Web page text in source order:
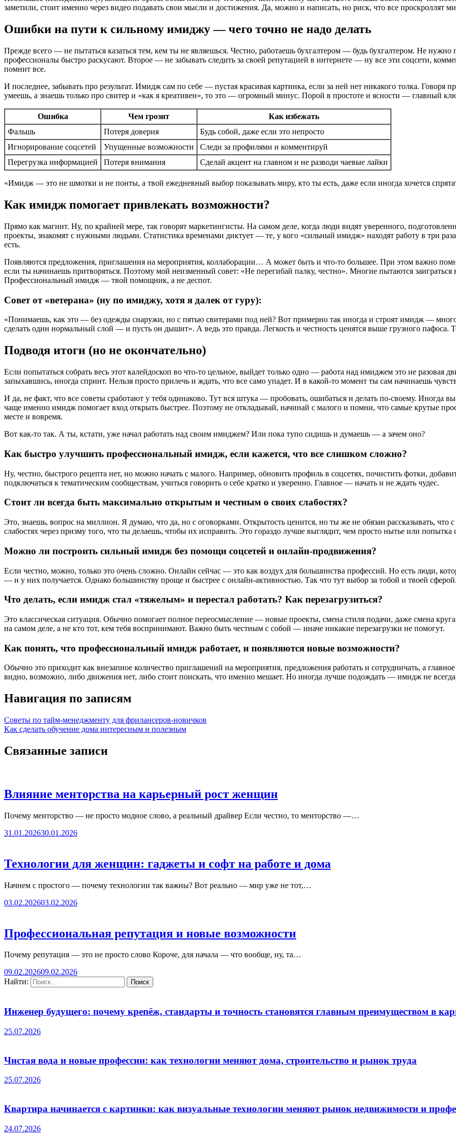
заметили, стоит именно через видео подавать свои мысли и достижения. Да, можно и написать, но риск, что все проскроллят
Ошибки на пути к сильному имиджу — чего точно не надо делать
Прежде всего — не пытаться казаться тем, кем ты не являешься. Честно, работаешь бухгалтером — будь бухгалтером. Не
профессионалы быстро раскусают. Второе — не забывать следить за своей репутацией в интернете — ну все эти соцсети,
помнит все.
И последнее, забывать про результат. Имидж сам по себе — пустая красивая картинка, если за ней нет никакого толка.
умеешь, а знаешь только про свитер и «как я креативен», то это — огромный минус. Порой в простоте и ясности — главный
Ошибка Чем грозит
Как избежать
Фальшь
Потеря доверия
Будь собой, даже если это непросто
Игнорирование соцсетей
Упущенные возможности
Следи за профилями и комментируй
Перегрузка информацией
Потеря внимания Сделай акцент на главном и не разводи чаевые лайки
«Имидж — это не шмотки и не понты, а твой ежедневный выбор показывать миру, кто ты есть, даже если иногда хочется
Как имидж помогает привлекать возможности?
Прямо как магнит. Ну, по крайней мере, так говорят маркетингисты. На самом деле, когда люди видят уверенного,
проекты, знакомят с нужными людьми. Статистика временами диктует — те, у кого «сильный имидж» находят работу в три
есть.
Появляются предложения, приглашения на мероприятия, коллаборации… А может быть и что-то большее. При этом важно
если ты начинаешь притворяться. Поэтому мой неизменный совет: «Не перегибай палку, честно». Многие пытаются заиграться
Профессиональный имидж — твой помощник, а не деспот.
Совет от «ветерана» (ну по имиджу, хотя я далек от гуру):
«Понимаешь, как это — без одежды снаружи, но с пятью свитерами под ней? Вот примерно так иногда и строят имидж —
сделать один нормальный слой — и пусть он дышит». А ведь это правда. Легкость и честность ценятся выше грузного пафоса.
Подводя итоги (но не окончательно)
Если попытаться собрать весь этот калейдоскоп во что-то цельное, выйдет только одно — работа над имиджем это не разовая
запыхавшись, иногда спринт. Нельзя просто прилечь и ждать, что все само упадет. И в какой-то момент ты сам начинаешь
И да, не факт, что все советы сработают у тебя одинаково. Тут вся штука — пробовать, ошибаться и делать по-своему.
чаще именно имидж помогает вход открыть быстрее. Поэтому не откладывай, начинай с малого и помни, что самые крутые
месте и вовремя.
Вот как-то так. А ты, кстати, уже начал работать над своим имиджем? Или пока тупо сидишь и думаешь — а зачем оно?
Как быстро улучшить профессиональный имидж, если кажется, что все слишком сложно?
Ну, честно, быстрого рецепта нет, но можно начать с малого. Например, обновить профиль в соцсетях, почистить фотки,
подключаться к тематическим сообществам, учиться говорить о себе кратко и уверенно. Главное — начать и не ждать чудес.
Стоит ли всегда быть максимально открытым и честным о своих слабостях?
Это, знаешь, вопрос на миллион. Я думаю, что да, но с оговорками. Открытость ценится, но ты же не обязан рассказывать, что
слабостях через призму того, что ты делаешь, чтобы их исправить. Это гораздо лучше выглядит, чем просто нытье или попытка
Можно ли построить сильный имидж без помощи соцсетей и онлайн-продвижения?
Если честно, можно, только это очень сложно. Онлайн сейчас — это как воздух для большинства профессий. Но есть люди,
— и у них получается. Однако большинству проще и быстрее с онлайн-активностью. Так что тут выбор за тобой и твоей
Что делать, если имидж стал «тяжелым» и перестал работать? Как перезагрузиться?
Это классическая ситуация. Обычно помогает полное переосмысление — новые проекты, смена стиля подачи, даже смена
на самом деле, а не кто тот, кем тебя воспринимают. Важно быть честным с собой — иначе никакие перезагрузки не помогут.
Как понять, что профессиональный имидж работает, и появляются новые возможности?
Обычно это приходит как внезапное количество приглашений на мероприятия, предложения работать и сотрудничать, а
видно, возможно, либо движения нет, либо стоит поискать, что именно мешает. Но иногда лучше подождать — имидж не
Навигация по записям
Советы по тайм-менеджменту для фрилансеров-новичков
Как сделать обучение дома интересным и полезным
Связанные записи
Влияние менторства на карьерный рост женщин
Почему менторство — не просто модное слово, а реальный драйвер Если честно, то менторство —…
31.01.202630.01.2026
Технологии для женщин: гаджеты и софт на работе и дома
Начнем с простого — почему технологии так важны? Вот реально — мир уже не тот,…
03.02.202603.02.2026
Профессиональная репутация и новые возможности
Почему репутация — это не просто слово Короче, для начала — что вообще, ну, та…
09.02.202609.02.2026
Найти:
Инженер будущего: почему крепёж, стандарты и точность становятся главным преимуществом в
25.07.2026
Чистая вода и новые профессии: как технологии меняют дома, строительство и рынок труда
25.07.2026
Квартира начинается с картинки: как визуальные технологии меняют рынок недвижимости и
24.07.2026